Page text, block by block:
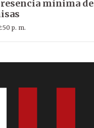
mínima de
p. m.